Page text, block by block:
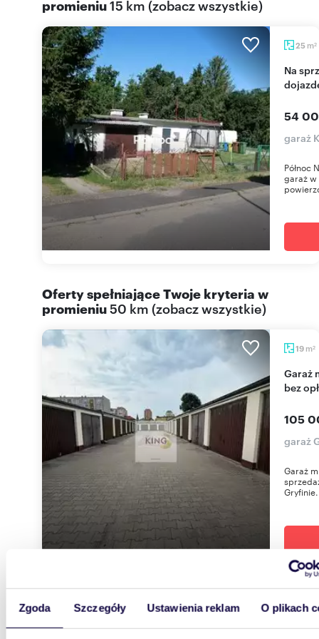
Zgoda Szczegóły Ustawienia reklam O plikach
promieniu15 km (zobacz wszystkie)
25 m2
Na sprzedaż garaż 25 m² z utwardzonym
54
garaż
Północ
garaż w
Oferty spełniające Twoje kryteria w
promieniu50 km (zobacz wszystkie)
19 m2
Garaż murowany 19 m² w Gryfinie - od ręki, prąd,
bez
105
garaż
Garaż
18,11
Zapraszam do obejrzenia garażu 18 m² w Zielonej